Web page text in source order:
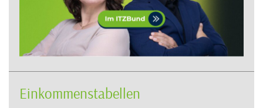
Einkommenstabellen